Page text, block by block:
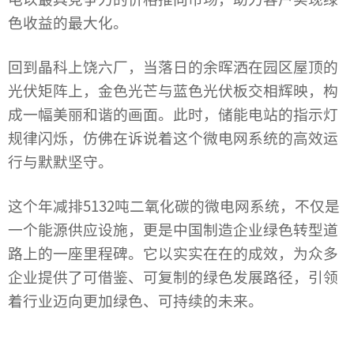
色收益的最大化。
回到晶科上饶六厂，当落日的余晖洒在园区屋顶的
光伏矩阵上，金色光芒与蓝色光伏板交相辉映，构
成一幅美丽和谐的画面。此时，储能电站的指示灯
规律闪烁，仿佛在诉说着这个微电网系统的高效运
行与默默坚守。
这个年减排5132吨二氧化碳的微电网系统，不仅是
一个能源供应设施，更是中国制造企业绿色转型道
路上的一座里程碑。它以实实在在的成效，为众多
企业提供了可借鉴、可复制的绿色发展路径，引领
着行业迈向更加绿色、可持续的未来。